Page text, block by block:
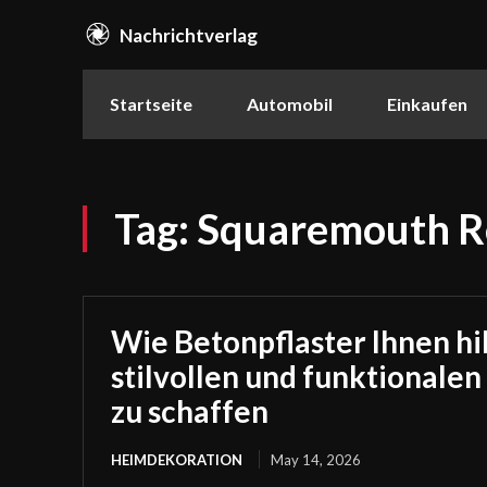
Nachrichtverlag
Startseite Automobil Einkaufen
Tag: Squaremouth
Wie Betonpflaster Ihnen
stilvollen und
zu schaffen
HEIMDEKORATION May 14, 2026